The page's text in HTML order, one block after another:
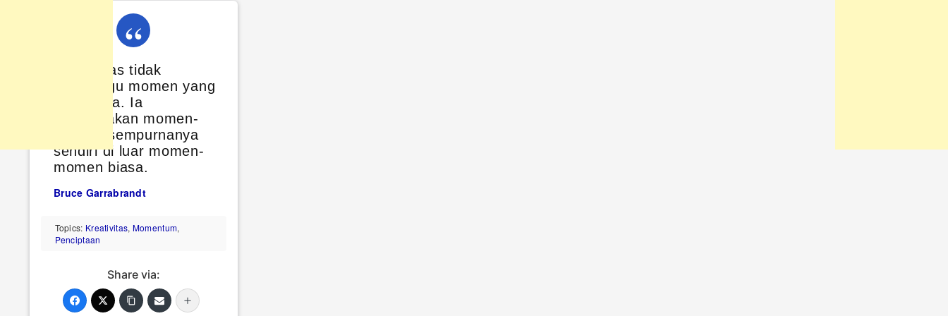
Kreativitas tidak
menunggu momen yang
sempurna. Ia
menciptakan momen-
momen sempurnanya
sendiri di luar momen-
momen biasa.
Bruce Garrabrandt
Topics: Kreativitas, Momentum,
Penciptaan
Share via: